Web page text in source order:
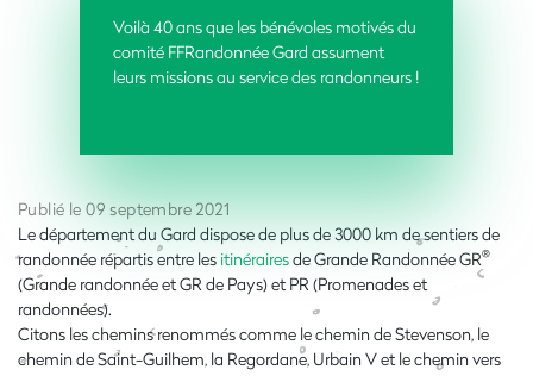
Voilà 40 ans que les bénévoles motivés du
comité FFRandonnée Gard assument
leurs missions au service des randonneurs !
Publié le 09 septembre 2021
Le département du Gard dispose de plus de 3000 km de sentiers de
randonnée répartis entre les itinérairesde Grande Randonnée GR®
(Grande randonnée et GR de Pays) et PR (Promenades et
randonnées).
Citons les chemins renommés comme le chemin de Stevenson, le
chemin de Saint-Guilhem, la Regordane, Urbain V et le chemin vers